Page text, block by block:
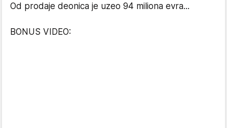
Od prodaje deonica je uzeo 94 miliona evra...
BONUS VIDEO: